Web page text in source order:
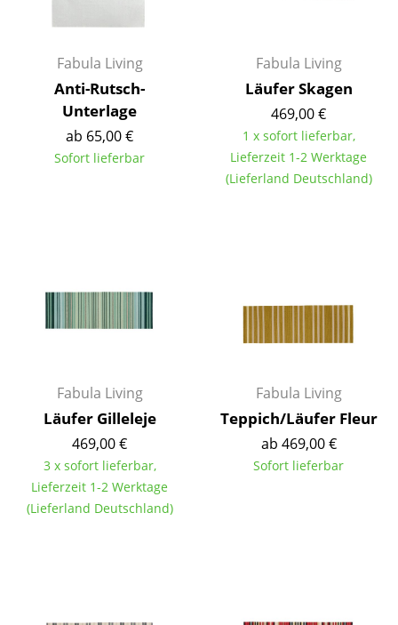
Sekretäre & PC-Tische
Konferenztische
Stehtische & Stehpulte
Kindertische
Gartentische
Aufbewahren
Bücherregale
Wandregale
Sideboards & Kommoden
TV Möbel
Fabula Living
Anti-Rutsch-
Unterlage
ab 65,00 €
Sofort lieferbar
Fabula Living
Läufer Skagen
469,00 €
1 x sofort lieferbar,
Lieferzeit 1-2 Werktage
(Lieferland Deutschland)
Fabula Living
Läufer Gilleleje
469,00 €
3 x sofort lieferbar,
Lieferzeit 1-2 Werktage
(Lieferland Deutschland)
Fabula Living
Teppich/Läufer Fleur
ab 469,00 €
Sofort lieferbar